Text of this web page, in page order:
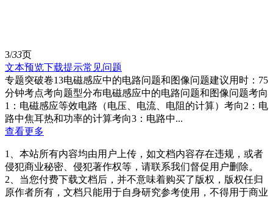
3/33页
文本预览下载提示常见问题
专题突破卷13电磁感应中的电路问题和图像问题建议用时：75
分钟考点考向题型分布电磁感应中的电路问题和图像问题考向
1：电磁感应等效电路（电压、电流、电阻的计算）考向2：电
路中焦耳热和功率的计算考向3：电路中...
查看更多
1、本站所有内容均由用户上传，如文档内容存在违规，或者
侵犯商业秘密、侵犯著作权等，请联系我们督促用户删除。
2、当您付费下载文档后，并不意味着购买了版权，版权任归
原作者所有，文档只能用于自身研究参考使用，不得用于商业